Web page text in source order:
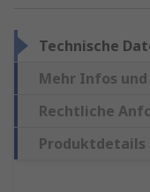
Technische
Mehr Infos
Rechtliche
Produktdetails